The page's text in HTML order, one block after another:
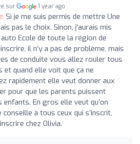
sur 1 year ago
Si je me suis permis de mettre Une
pas le choix. Sinon, j’aurais mis
auto Ecole de toute la région de
il n’y a pas de problème, mais
de conduite vous allez rouler tous
et quand elle voit que ça ne
rapidement elle veut donner aux
pour que les parents puissent
enfants. En gros elle veut qu’on
à tous ceux qui s’inscrit,
chez Olivia.